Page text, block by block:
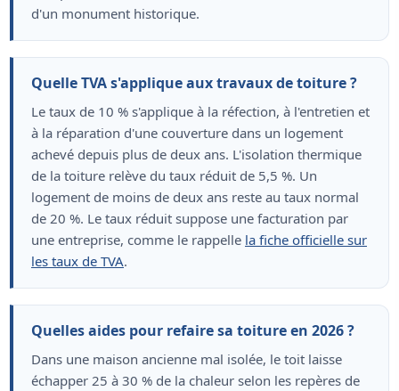
d'un monument historique.
Quelle TVA s'applique aux travaux de toiture ?
Le taux de 10 % s'applique à la réfection, à l'entretien et
à la réparation d'une couverture dans un logement
achevé depuis plus de deux ans. L'isolation thermique
de la toiture relève du taux réduit de 5,5 %. Un
logement de moins de deux ans reste au taux normal
de 20 %. Le taux réduit suppose une facturation par
une entreprise, comme le rappelle la fiche officielle sur
les taux de TVA.
Quelles aides pour refaire sa toiture en 2026 ?
Dans une maison ancienne mal isolée, le toit laisse
échapper 25 à 30 % de la chaleur selon les repères de